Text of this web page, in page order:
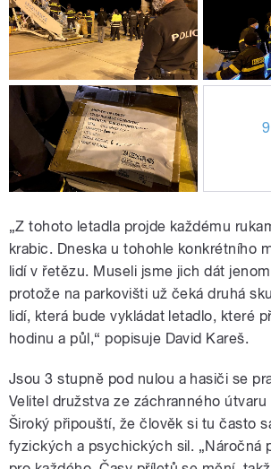
„Z tohoto letadla projde každému
krabic. Dneska u tohohle konkrétního
lidí v řetězu. Museli jsme jich dát
protože na parkovišti už čeká druhá
lidí, která bude vykládat letadlo, které
hodinu a půl,“ popisuje David Kareš.
Jsou 3 stupně pod nulou a hasiči se
Velitel družstva ze záchranného útvaru
Široký připouští, že člověk si tu často
fyzických a psychických sil. „Náročná